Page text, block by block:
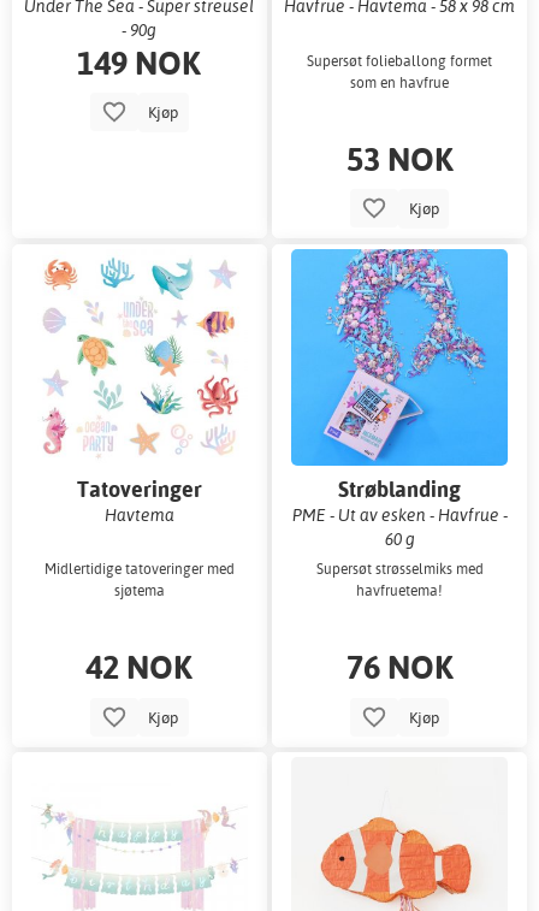
Under The Sea - Super streusel
- 90g
149 NOK
Kjøp
Havfrue - Havtema - 58 x 98 cm
Supersøt folieballong formet
som en havfrue
53 NOK
Kjøp
Tatoveringer
Havtema
Midlertidige tatoveringer med
sjøtema
42 NOK
Kjøp
Strøblanding
PME - Ut av esken - Havfrue -
60 g
Supersøt strøsselmiks med
havfruetema!
76 NOK
Kjøp